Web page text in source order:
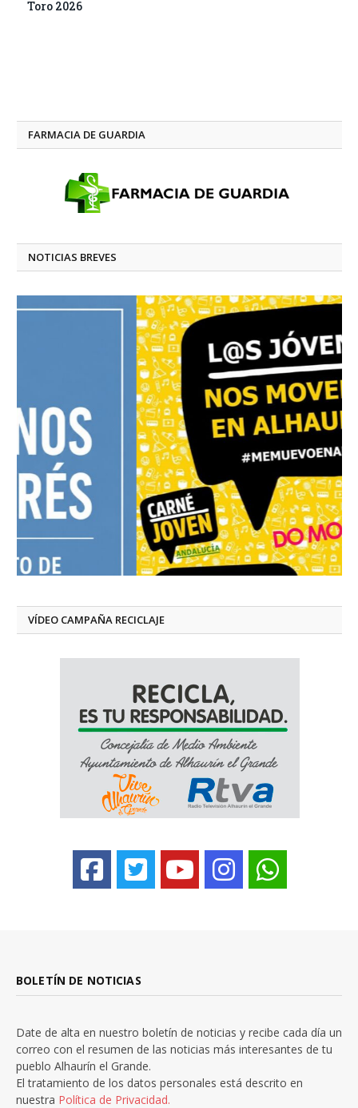
Toro 2026
FARMACIA DE GUARDIA
NOTICIAS BREVES
VÍDEO CAMPAÑA RECICLAJE
BOLETÍN DE NOTICIAS
Date de alta en nuestro boletín de noticias y recibe cada día un
correo con el resumen de las noticias más interesantes de tu
pueblo Alhaurín el Grande.
El tratamiento de los datos personales está descrito en
nuestra Política de Privacidad.